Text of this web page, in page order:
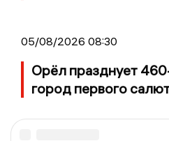
05/08/2026 08:30
Орёл празднует
город первого